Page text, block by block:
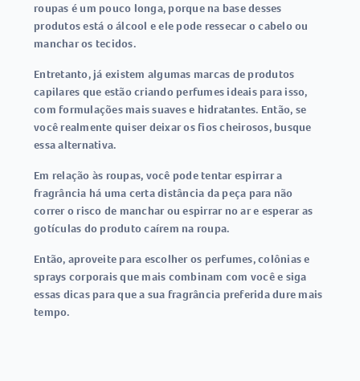
roupas é um pouco longa, porque na base desses
produtos está o álcool e ele pode ressecar o cabelo ou
manchar os tecidos.
Entretanto, já existem algumas marcas de produtos
capilares que estão criando perfumes ideais para isso,
com formulações mais suaves e hidratantes. Então, se
você realmente quiser deixar os fios cheirosos, busque
essa alternativa.
Em relação às roupas, você pode tentar espirrar a
fragrância há uma certa distância da peça para não
correr o risco de manchar ou espirrar no ar e esperar as
gotículas do produto caírem na roupa.
Então, aproveite para escolher os perfumes, colônias e
sprays corporais que mais combinam com você e siga
essas dicas para que a sua fragrância preferida dure mais
tempo.